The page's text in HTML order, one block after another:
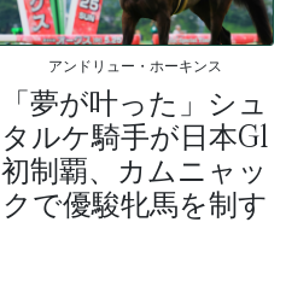
アンドリュー・ホーキンス
「夢が叶った」シュ
タルケ騎手が日本G1
初制覇、カムニャッ
クで優駿牝馬を制す